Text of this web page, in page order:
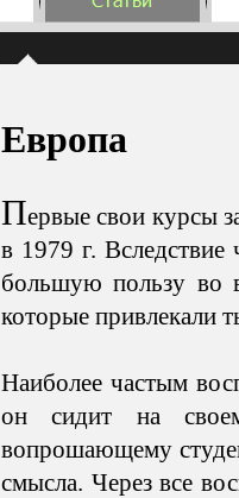
Европа
Первые свои курсы
в 1979 г. Вследствие
большую пользу во
которые привлекали
Наиболее частым
он сидит на
вопрошающему
смысла. Через все